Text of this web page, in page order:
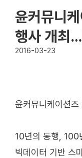
윤커뮤니
행사 개최
2016-03-23
윤커뮤니케이션
10년의 동행, 100
빅데이터 기반 스